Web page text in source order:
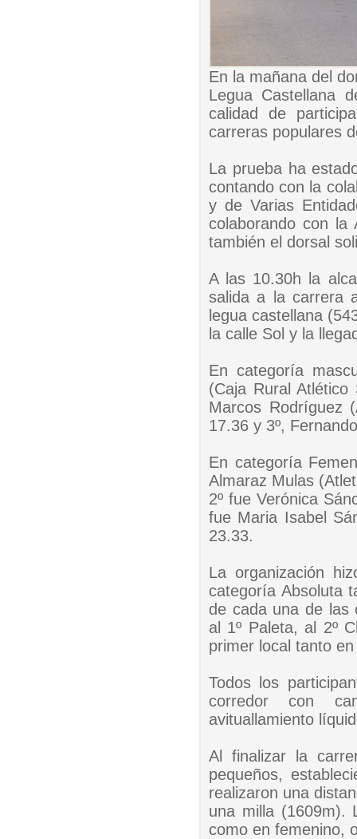
En la mañana del
Legua Castellana
calidad de
carreras populares
La prueba ha
contando con la
y de Varias
colaborando con la
también el dorsal
A las 10.30h la
salida a la carrera
legua castellana
la calle Sol y la
En categoría
(Caja Rural
Marcos Rodríguez
17.36 y 3º,
En categoría
Almaraz Mulas
2º fue Verónica
fue Maria Isabel
23.33.
La organización
categoría Absoluta
de cada una de las
al 1º Paleta, al 2º
primer local tanto
Todos los
corredor con
avituallamiento
Al finalizar la
pequeños,
realizaron una
una milla (1609m).
como en femenino,